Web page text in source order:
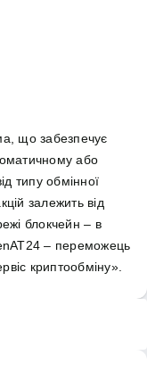
що забезпечує
або
типу обмінної
залежить від
блокчейн – в
– переможець
криптообміну».